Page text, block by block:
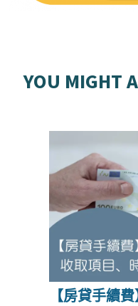
YOU MIGHT
【房貸手續